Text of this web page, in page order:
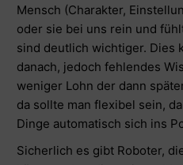
Mensch (Charakter,
oder sie bei uns rein und
sind deutlich wichtiger. Dies
danach, jedoch fehlendes
weniger Lohn der dann
da sollte man flexibel sein,
Dinge automatisch sich ins
Sicherlich es gibt Roboter,